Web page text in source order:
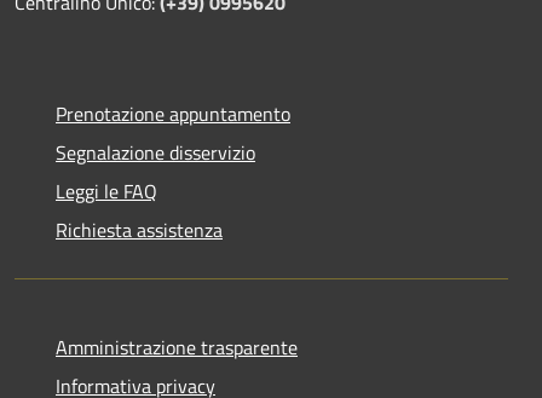
Prenotazione appuntamento
Segnalazione disservizio
Leggi le FAQ
Richiesta assistenza
Amministrazione trasparente
Informativa privacy